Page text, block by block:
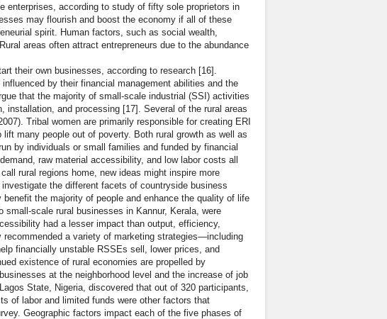
enterprises, according to study of fifty sole proprietors in
may flourish and boost the economy if all of these
spirit. Human factors, such as social wealth,
areas often attract entrepreneurs due to the abundance
their own businesses, according to research [16].
by their financial management abilities and the
that the majority of small-scale industrial (SSI) activities
installation, and processing [17]. Several of the rural areas
Tribal women are primarily responsible for creating ERI
many people out of poverty. Both rural growth as well as
by individuals or small families and funded by financial
raw material accessibility, and low labor costs all
rural regions home, new ideas might inspire more
the different facets of countryside business
the majority of people and enhance the quality of life
scale rural businesses in Kannur, Kerala, were
had a lesser impact than output, efficiency,
a variety of marketing strategies—including
financially unstable RSSEs sell, lower prices, and
existence of rural economies are propelled by
at the neighborhood level and the increase of job
State, Nigeria, discovered that out of 320 participants,
of labor and limited funds were other factors that
Geographic factors impact each of the five phases of